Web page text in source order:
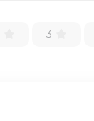
3